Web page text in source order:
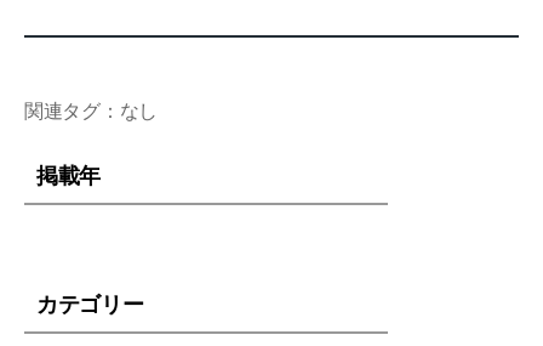
関連タグ：なし
掲載年
カテゴリー